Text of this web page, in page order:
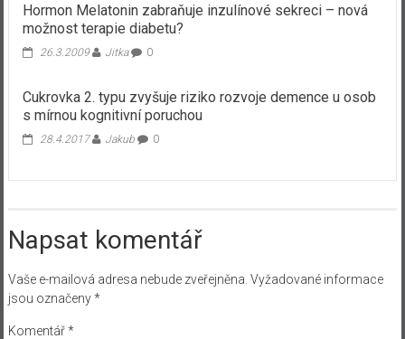
Hormon Melatonin zabraňuje inzulínové sekreci – nová
možnost terapie diabetu?
26.3.2009 Jitka 0
Cukrovka 2. typu zvyšuje riziko rozvoje demence u osob
s mírnou kognitivní poruchou
28.4.2017 Jakub 0
Napsat komentář
Vaše e-mailová adresa nebude zveřejněna. Vyžadované informace
jsou označeny*
Komentář*